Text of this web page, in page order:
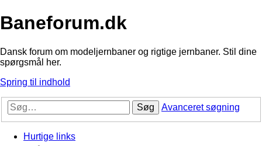
Baneforum.dk
Dansk forum om modeljernbaner og rigtige jernbaner. Stil dine
spørgsmål her.
Spring til indhold
Søg Avanceret søgning
Hurtige links